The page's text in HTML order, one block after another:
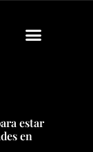
estar
en